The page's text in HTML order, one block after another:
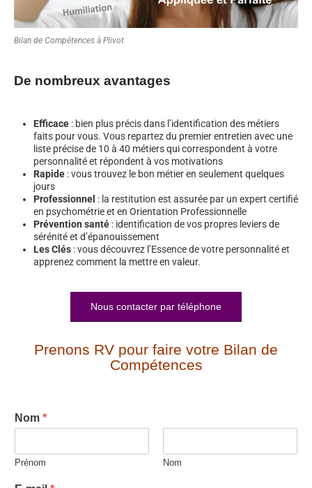
Bilan de Compétences à Plivot
De nombreux avantages
Efficace : bien plus précis dans l’identification des métiers
faits pour vous. Vous repartez du premier entretien avec une
liste précise de 10 à 40 métiers qui correspondent à votre
personnalité et répondent à vos motivations
Rapide : vous trouvez le bon métier en seulement quelques
jours
Professionnel : la restitution est assurée par un expert certifié
en psychométrie et en Orientation Professionnelle
Prévention santé : identification de vos propres leviers de
sérénité et d’épanouissement
Les Clés : vous découvrez l’Essence de votre personnalité et
apprenez comment la mettre en valeur.
Nous contacter par téléphone
Prenons RV pour faire votre Bilan de
Compétences
Nom *
Prénom Nom